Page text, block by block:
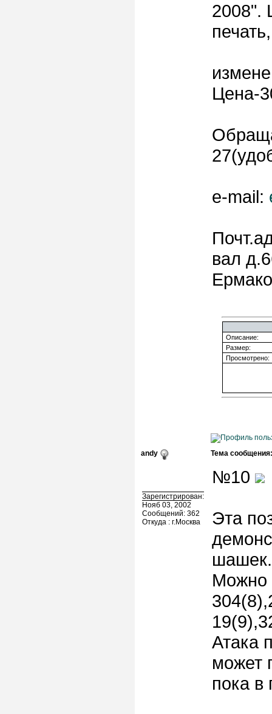
2008".
Цена-
e-mail:
вал
Описание:
Размер:
Просмотрено:
andy Тема сообщения:
Зарегистрирован:
Нояб 03, 2002
Сообщений: 362
Откуда : г.Москва
№10
Эта
Можно
Атака
может
пока в